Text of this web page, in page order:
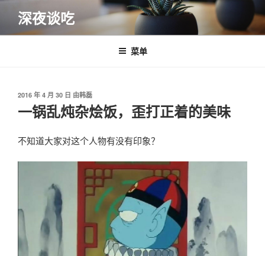
内
深夜谈吃
菜单
发
于
2016 年 4 月 30 日 由韩磊
一锅乱炖杂烩饭，歪打正着的美味
不知道大家对这个人物有没有印象？